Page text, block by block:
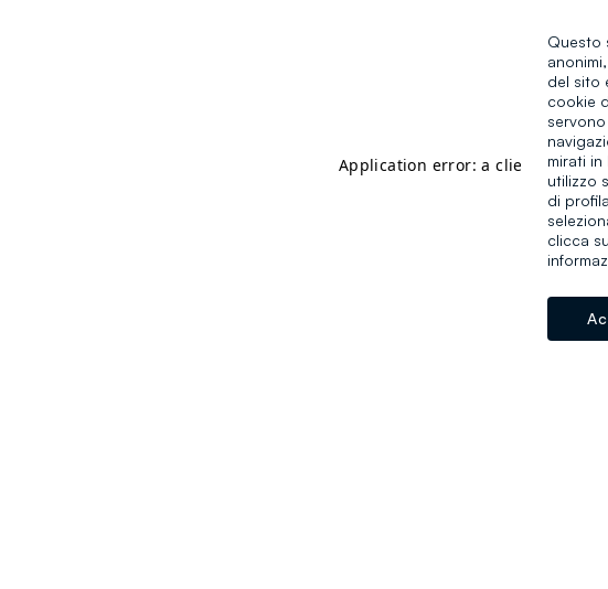
Application error: a client-side
Questo
del sito
cookie
mirati
utilizzo
di
clicca